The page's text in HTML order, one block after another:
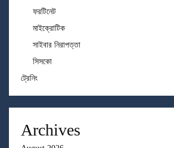
ফরটিনেট
মাইক্রোটিক
সাইবার নিরাপত্তা
সিসকো
ট্রেনিং
Archives